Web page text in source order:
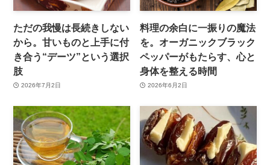
ただの我慢は長続きしない
から。甘いものと上手に付
き合う“デーツ”という選択
肢
2026年7月2日
料理の余白に一振りの魔法
を。オーガニックブラック
ペッパーがもたらす、心と
身体を整える時間
2026年6月2日